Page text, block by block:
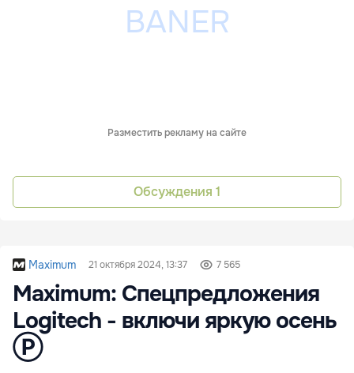
Разместить рекламу на сайте
Обсуждения 1
Maximum 21 октября 2024, 13:37 7 565
Maximum: Спецпредложения
Logitech - включи яркую осень
Ⓟ